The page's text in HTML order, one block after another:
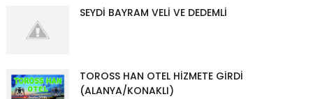
SEYDİ BAYRAM VELİ VE DEDEMLİ
TOROSS HAN OTEL HİZMETE GİRDİ
(ALANYA/KONAKLI)